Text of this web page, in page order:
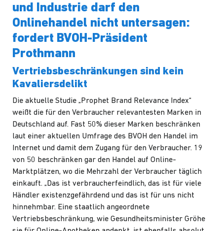
und Industrie darf den
Onlinehandel nicht untersagen:
fordert BVOH-Präsident
Prothmann
Vertriebsbeschränkungen sind kein
Kavaliersdelikt
Die aktuelle Studie „Prophet Brand Relevance Index“
weißt die für den Verbraucher relevantesten Marken in
Deutschland auf. Fast 50% dieser Marken beschränken
laut einer aktuellen Umfrage des BVOH den Handel im
Internet und damit dem Zugang für den Verbraucher. 19
von 50 beschränken gar den Handel auf Online-
Marktplätzen, wo die Mehrzahl der Verbraucher täglich
einkauft. „Das ist verbraucherfeindlich, das ist für viele
Händler existenzgefährdend und das ist für uns nicht
hinnehmbar. Eine staatlich angeordnete
Vertriebsbeschränkung, wie Gesundheitsminister Gröhe